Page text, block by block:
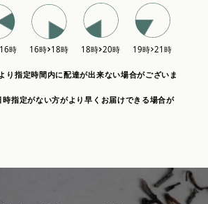
り指定時間内に配達が出来ない場合がございま
時指定がない方がより早くお届けできる場合が